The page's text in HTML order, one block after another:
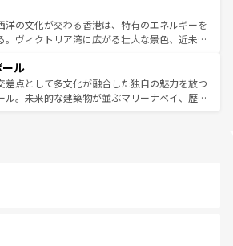
ーやバインミー、ベトナムコーヒーなどは、ぜ
わいたい。どの地域を訪れてもあたたかい人々
迎えてくれるので、きっと忘れられない旅にな
い。
差している。北部ではチェンマイなどの山岳地
触れ合い、南部ではプーケットやクラビの美し
リゾート気分を楽しむことができる。タイ料理
候は一年中温暖で、どの季節にも異なる楽しみ
る。親しみやすいタイの人々、仏教を中心とし
して多様な観光資源が、訪れる旅人を魅了し続
洋の文化が交わる香港は、特有のエネルギーを
。ヴィクトリア湾に広がる壮大な景色、近未来
訪れても感動するはず。観光スポットが密集し
率よく見どころを回れるのも魅力。息をのむよ
ら文化的な体験まで、香港を存分に楽しみ尽く
ル
差点として多文化が融合した独自の魅力を放つ
ル。未来的な建築物が並ぶマリーナベイ、歴史
ーズは地元の風情を楽しめる外せないスポット